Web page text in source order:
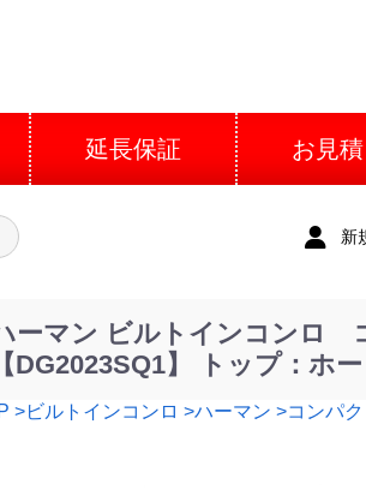
延長保証 お見積
新
ーマン ビルトインコンロ
【DG2023SQ1】 トップ：ホ
>ビルトインコンロ >ハーマン >コンパク